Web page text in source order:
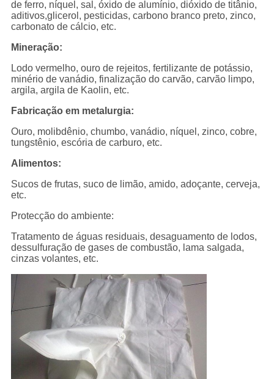
de ferro, níquel, sal, óxido de alumínio, dióxido de titânio,
aditivos,glicerol, pesticidas, carbono branco preto, zinco,
carbonato de cálcio, etc.
Mineração:
Lodo vermelho, ouro de rejeitos, fertilizante de potássio,
minério de vanádio, finalização do carvão, carvão limpo,
argila, argila de Kaolin, etc.
Fabricação em metalurgia:
Ouro, molibdênio, chumbo, vanádio, níquel, zinco, cobre,
tungstênio, escória de carburo, etc.
Alimentos:
Sucos de frutas, suco de limão, amido, adoçante, cerveja,
etc.
Protecção do ambiente:
Tratamento de águas residuais, desaguamento de lodos,
dessulfuração de gases de combustão, lama salgada,
cinzas volantes, etc.